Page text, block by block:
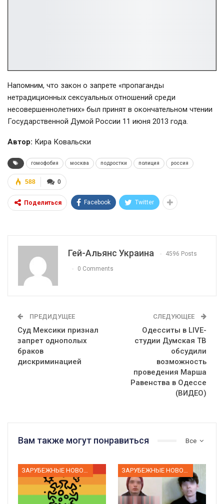
Напомним, что закон о запрете «пропаганды
нетрадиционных сексуальных отношений среди
несовершеннолетних» был принят в окончательном чтении
Государственной Думой России 11 июня 2013 года.
Автор: Кира Ковальски
гомофобия москва подростки полиция россия
0
588
Поделиться Facebook Twitter
Гей-Альянс Украина 4596 Posts
0 Comments
ПРЕДИДУЩЕЕ
Суд Мексики признал
запрет однополых
браков
дискриминацией
СЛЕДУЮЩЕЕ
Одесситы в LIVE-
студии Думская ТВ
обсудили
возможность
проведения Марша
Равенства в Одессе
(ВИДЕО)
Все
Вам также могут понравиться